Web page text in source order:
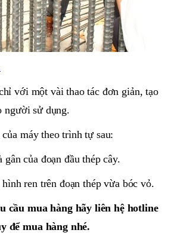
với một vài thao tác đơn giản, tạo
người sử dụng.
máy theo trình tự sau:
của đoạn đầu thép cây.
ren trên đoạn thép vừa bóc vỏ.
cầu mua hàng hãy liên hệ hotline
để mua hàng nhé.